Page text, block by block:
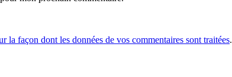
la façon dont les données de vos commentaires sont traitées.